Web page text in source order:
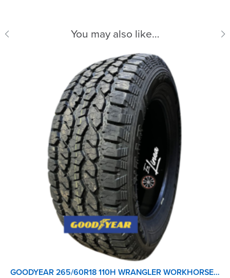
You may also like…
GOODYEAR 265/60R18 110H WRANGLER WORKHORSE A/T